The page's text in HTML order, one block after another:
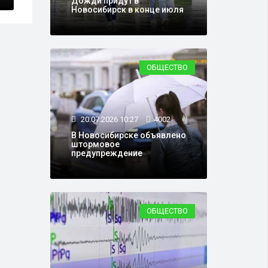
Новосибирск в конце июля
ОБЩЕСТВО
20.07.2026 10:27 4002
В Новосибирске объявлено
штормовое
предупреждение
ОБЩЕСТВО